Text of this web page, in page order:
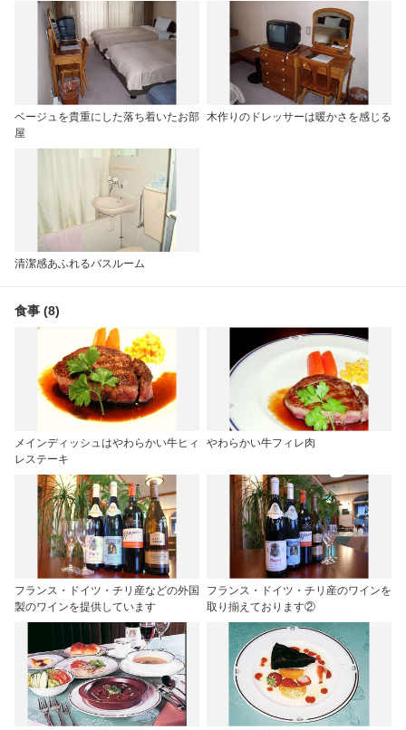
ベージュを貴重にした落ち着いたお部
屋
木作りのドレッサーは暖かさを感じる
清潔感あふれるバスルーム
食事 (8)
メインディッシュはやわらかい牛ヒィ
レステーキ
やわらかい牛フィレ肉
フランス・ドイツ・チリ産などの外国
製のワインを提供しています
フランス・ドイツ・チリ産のワインを
取り揃えております②